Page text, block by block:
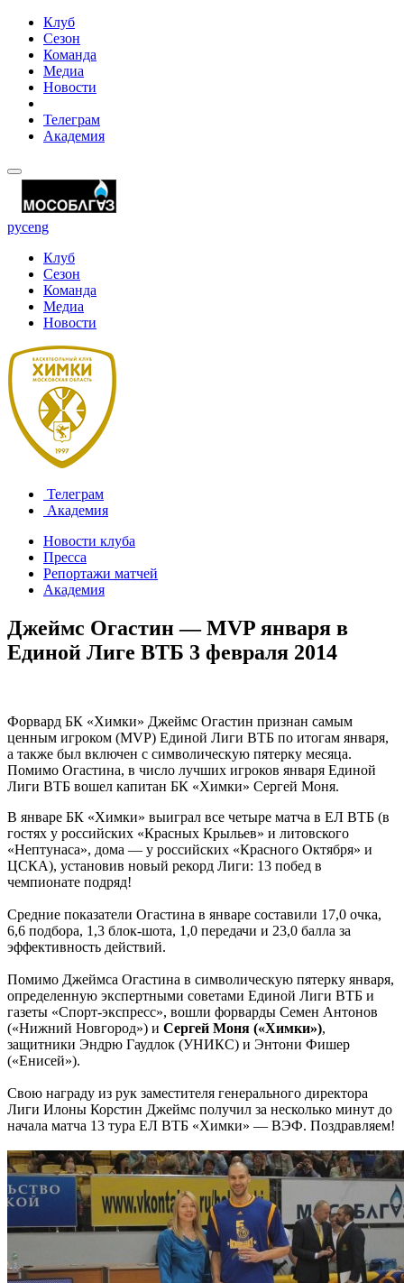
Клуб
Сезон
Команда
Медиа
Новости
Телеграм
Академия
русeng
Клуб
Сезон
Команда
Медиа
Новости
Телеграм
Академия
Новости клуба
Пресса
Репортажи матчей
Академия
Джеймс Огастин — MVP января в
Единой Лиге ВТБ 3 февраля 2014
Форвард БК «Химки» Джеймс Огастин признан самым
ценным игроком (MVP) Единой Лиги ВТБ по итогам января,
а также был включен с символическую пятерку месяца.
Помимо Огастина, в число лучших игроков января Единой
Лиги ВТБ вошел капитан БК «Химки» Сергей Моня.
В январе БК «Химки» выиграл все четыре матча в ЕЛ ВТБ (в
гостях у российских «Красных Крыльев» и литовского
«Нептунаса», дома — у российских «Красного Октября» и
ЦСКА), установив новый рекорд Лиги: 13 побед в
чемпионате подряд!
Средние показатели Огастина в январе составили 17,0 очка,
6,6 подбора, 1,3 блок-шота, 1,0 передачи и 23,0 балла за
эффективность действий.
Помимо Джеймса Огастина в символическую пятерку января,
определенную экспертными советами Единой Лиги ВТБ и
газеты «Спорт-экспресс», вошли форварды Семен Антонов
(«Нижний Новгород») и Сергей Моня («Химки»),
защитники Эндрю Гаудлок (УНИКС) и Энтони Фишер
(«Енисей»).
Свою награду из рук заместителя генерального директора
Лиги Илоны Корстин Джеймс получил за несколько минут до
начала матча 13 тура ЕЛ ВТБ «Химки» — ВЭФ. Поздравляем!